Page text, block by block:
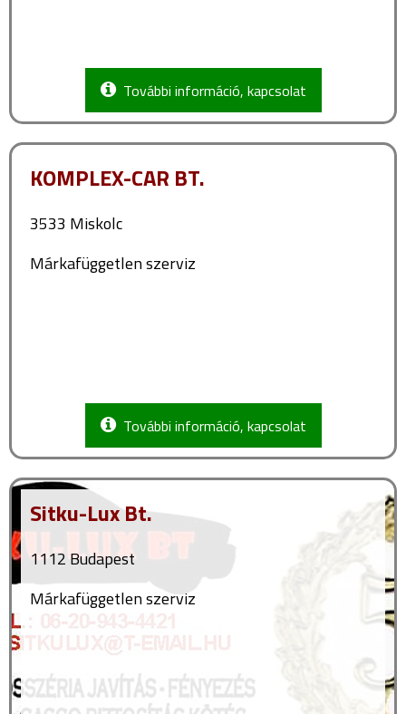
További információ, kapcsolat
KOMPLEX-CAR BT.
3533 Miskolc
Márkafüggetlen szerviz
További információ, kapcsolat
Sitku-Lux Bt.
1112 Budapest
Márkafüggetlen szerviz